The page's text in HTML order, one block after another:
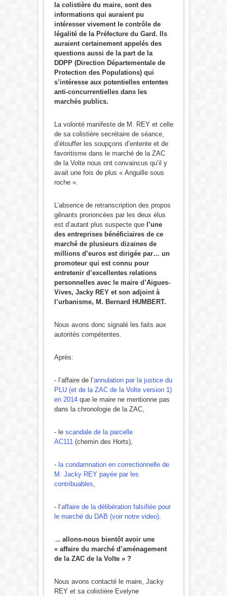
la colistière du maire, sont des
informations qui auraient pu
intéresser vivement le contrôle de
légalité de la Préfecture du Gard. Ils
auraient certainement appelés des
questions aussi de la part de la
DDPP (Direction Départementale de
Protection des Populations) qui
s’intéresse aux potentielles ententes
anti-concurrentielles dans les
marchés publics.
La volonté manifeste de M. REY et celle
de sa colistière secrétaire de séance,
d’étouffer les soupçons d’entente et de
favoritisme dans le marché de la ZAC
de la Volte nous ont convaincus qu’il y
avait une fois de plus « Anguille sous
roche ».
L’absence de retranscription des propos
gênants prononcées par les deux élus
est d’autant plus suspecte que l’une
des entreprises bénéficiaires de ce
marché de plusieurs dizaines de
millions d’euros est dirigée par… un
promoteur qui est connu pour
entretenir d’excellentes relations
personnelles avec le maire d’Aigues-
Vives, Jacky REY et son adjoint à
l’urbanisme, M. Bernard HUMBERT.
Nous avons donc signalé les faits aux
autorités compétentes.
Après:
- l’affaire de l’annulation par la justice du
PLU (et de la ZAC de la Volte version 1)
en 2014que le maire ne mentionne pas
dans la chronologie de la ZAC,
- le scandale de la parcelle
AC111 (chemin des Horts),
- la condamnation en correctionnelle de
M. Jacky REY payée par les
contribuables
- l‘affaire de la délibération falsifiée pour
le marché du DAB (voir notre video).
.. allons-nous bientôt avoir une
« affaire du marché d’aménagement
de la ZAC de la Volte » ?
Nous avons contacté le maire, Jacky
REY et sa colistière Evelyne